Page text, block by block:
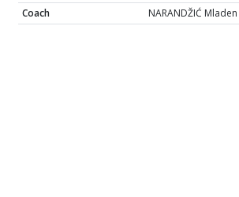
Coach NARANDŽIĆ Mladen